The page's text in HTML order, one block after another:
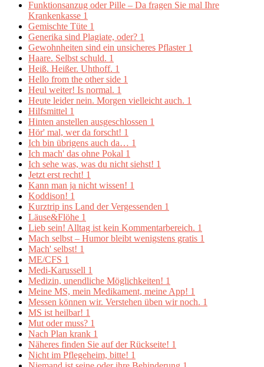
Funktionsanzug oder Pille – Da fragen Sie mal Ihre
Krankenkasse 1
Gemischte Tüte 1
Generika sind Plagiate, oder? 1
Gewohnheiten sind ein unsicheres Pflaster 1
Haare. Selbst schuld. 1
Heiß. Heißer. Uhthoff. 1
Hello from the other side 1
Heul weiter! Is normal. 1
Heute leider nein. Morgen vielleicht auch. 1
Hilfsmittel 1
Hinten anstellen ausgeschlossen 1
Hör' mal, wer da forscht! 1
Ich bin übrigens auch da… 1
Ich mach' das ohne Pokal 1
Ich sehe was, was du nicht siehst! 1
Jetzt erst recht! 1
Kann man ja nicht wissen! 1
Koddison! 1
Kurztrip ins Land der Vergessenden 1
Läuse&Flöhe 1
Lieb sein! Alltag ist kein Kommentarbereich. 1
Mach selbst – Humor bleibt wenigstens gratis 1
Mach' selbst! 1
ME/CFS 1
Medi-Karussell 1
Medizin, unendliche Möglichkeiten! 1
Meine MS, mein Medikament, meine App! 1
Messen können wir. Verstehen üben wir noch. 1
MS ist heilbar! 1
Mut oder muss? 1
Nach Plan krank 1
Näheres finden Sie auf der Rückseite! 1
Nicht im Pflegeheim, bitte! 1